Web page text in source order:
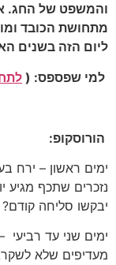
והמשפט של החג.
מתחושת הכובד
ליום הזה בשנים
למי שפספס: (
הורוסקופ:
ימים ראשון – ירח
נזכרים שתכף מגיע
יבקשו סליחה קודם?
ימים שני עד
מעדיפים שלא